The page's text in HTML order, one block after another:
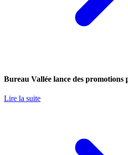
Bureau Vallée lance des promotions
Lire la suite